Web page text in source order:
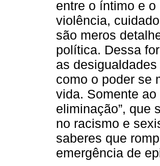
entre o íntimo e
violência,
são meros
política. Dessa
as
como o poder se
vida. Somente
eliminação”, que
no racismo e
saberes que
emergência de